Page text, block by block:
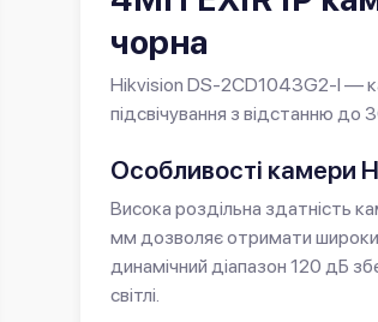
чорна
Hikvision DS-2CD1043G2-I —
підсвічування з відстанню до
Особливості камери
Висока роздільна здатність
мм дозволяє отримати
динамічний діапазон 120 дБ
світлі.